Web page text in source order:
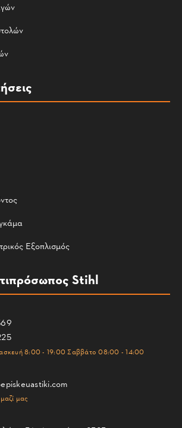
Εξοπλισμός
Stihl
8:00 - 19:00 Σαββάτο 08:00 - 14:00
μας